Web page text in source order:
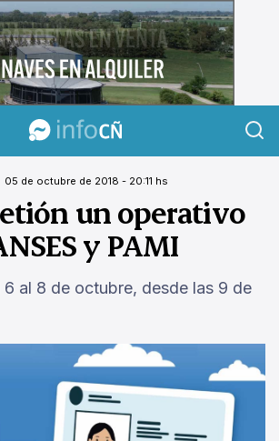
InfoCañuelas
05 de octubre de 2018 - 20:11 hs
un operativo
y PAMI
6 al 8 de octubre, desde las 9 de